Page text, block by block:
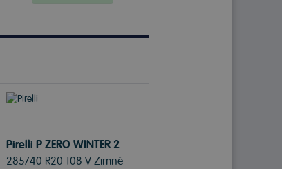
Pirelli P ZERO WINTER 2
285/40 R20 108 V Zimné